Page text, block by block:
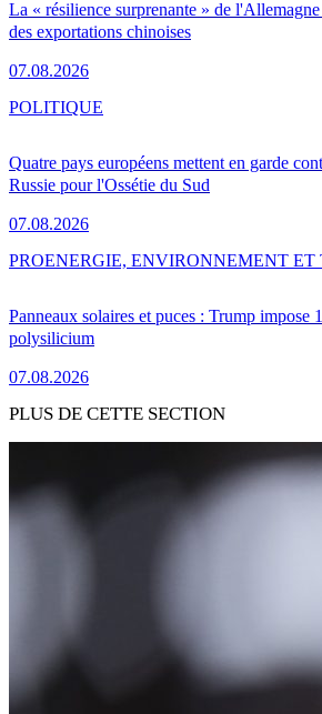
La « résilience surprenante » de
des exportations chinoises
07.08.2026
Quatre pays européens mettent en garde
Russie pour l'Ossétie du Sud
07.08.2026
POLITIQUE
Panneaux solaires et puces : Trump impose
polysilicium
07.08.2026
PROENERGIE, ENVIRONNEMENT ET
PLUS DE CETTE SECTION